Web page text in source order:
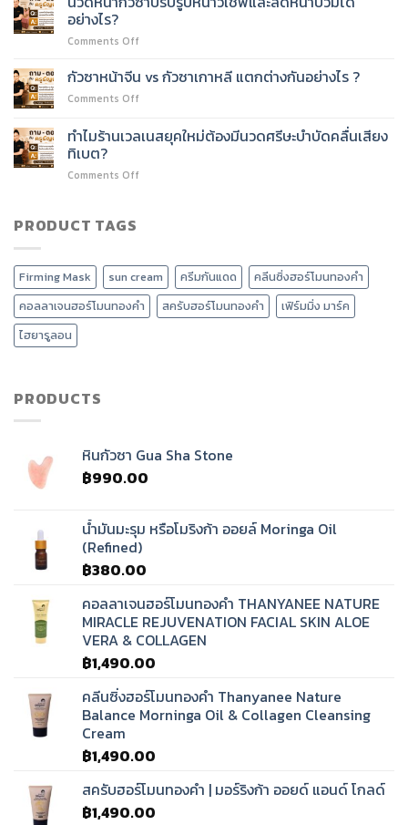
บ้าง?
หน้า
เนื้อหา
อย่างไร?
Comments Off
หน้า
กัว
รูป
อย่างไร?
กัวซาหน้าจีน vs กัวซาเกาหลี แตกต่างกันอย่างไร ?
Comments Off
หน้า
กัน
อย่างไร
?
ทำไมร้านเวลเนสยุคใหม่ต้องมีนวดศรีษะบำบัดคลื่นเสียง
ทิเบต?
Comments Off
ต้อง
มี
นวด
ศรีษะ
PRODUCT TAGS
Firming Mask sun cream ครีมกันแดด
คลีนซิ่งฮอร์โมนทองคำ
คอลลาเจนฮอร์โมนทองคำ
สครับฮอร์โมนทองคำ
เฟิร์มมิ่ง มาร์ค
ไฮยารูลอน
PRODUCTS
หินกัวซา Gua Sha Stone
฿990.00
น้ำมันมะรุม หรือโมริงก้า ออยล์ Moringa Oil
(Refined)
฿380.00
คอลลาเจนฮอร์โมนทองคำ THANYANEE NATURE
MIRACLE REJUVENATION FACIAL SKIN ALOE
VERA & COLLAGEN
฿1,490.00
คลีนซิ่งฮอร์โมนทองคำ Thanyanee Nature
Balance Morninga Oil & Collagen Cleansing
Cream
฿1,490.00
สครับฮอร์โมนทองคำ | มอร์ริงก้า ออยด์ แอนด์ โกลด์
฿1,490.00